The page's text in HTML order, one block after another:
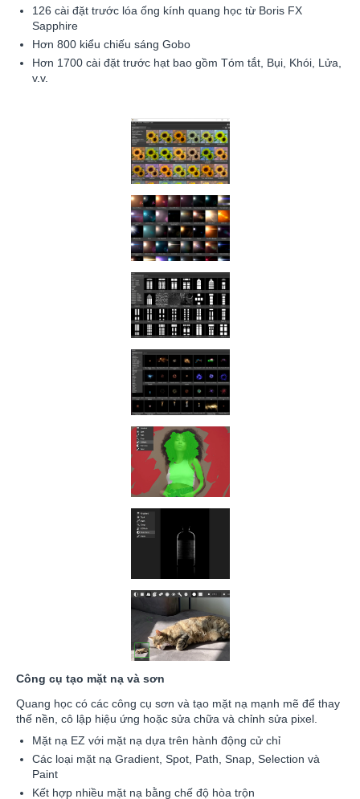
126 cài đặt trước lóa ống kính quang học từ Boris FX
Sapphire
Hơn 800 kiểu chiếu sáng Gobo
Hơn 1700 cài đặt trước hạt bao gồm Tóm tắt, Bụi, Khói, Lửa,
v.v.
Công cụ tạo mặt nạ và sơn
Quang học có các công cụ sơn và tạo mặt nạ mạnh mẽ để thay
thế nền, cô lập hiệu ứng hoặc sửa chữa và chỉnh sửa pixel.
Mặt nạ EZ với mặt nạ dựa trên hành động cử chỉ
Các loại mặt nạ Gradient, Spot, Path, Snap, Selection và
Paint
Kết hợp nhiều mặt nạ bằng chế độ hòa trộn